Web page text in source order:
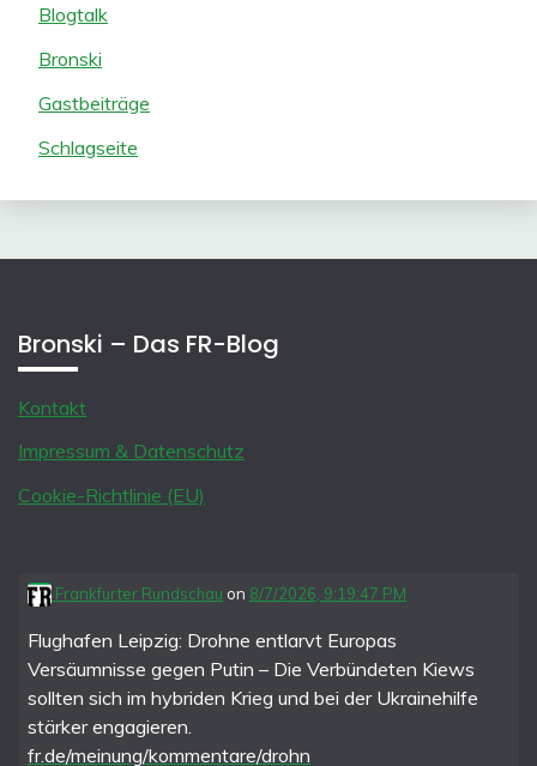
Blogtalk
Bronski
Gastbeiträge
Schlagseite
Bronski – Das FR-Blog
Kontakt
Impressum & Datenschutz
Cookie-Richtlinie (EU)
Frankfurter Rundschau on 8/7/2026, 9:19:47 PM
Flughafen Leipzig: Drohne entlarvt Europas
Versäumnisse gegen Putin – Die Verbündeten Kiews
sollten sich im hybriden Krieg und bei der Ukrainehilfe
stärker engagieren.
fr.de/meinung/kommentare/drohn